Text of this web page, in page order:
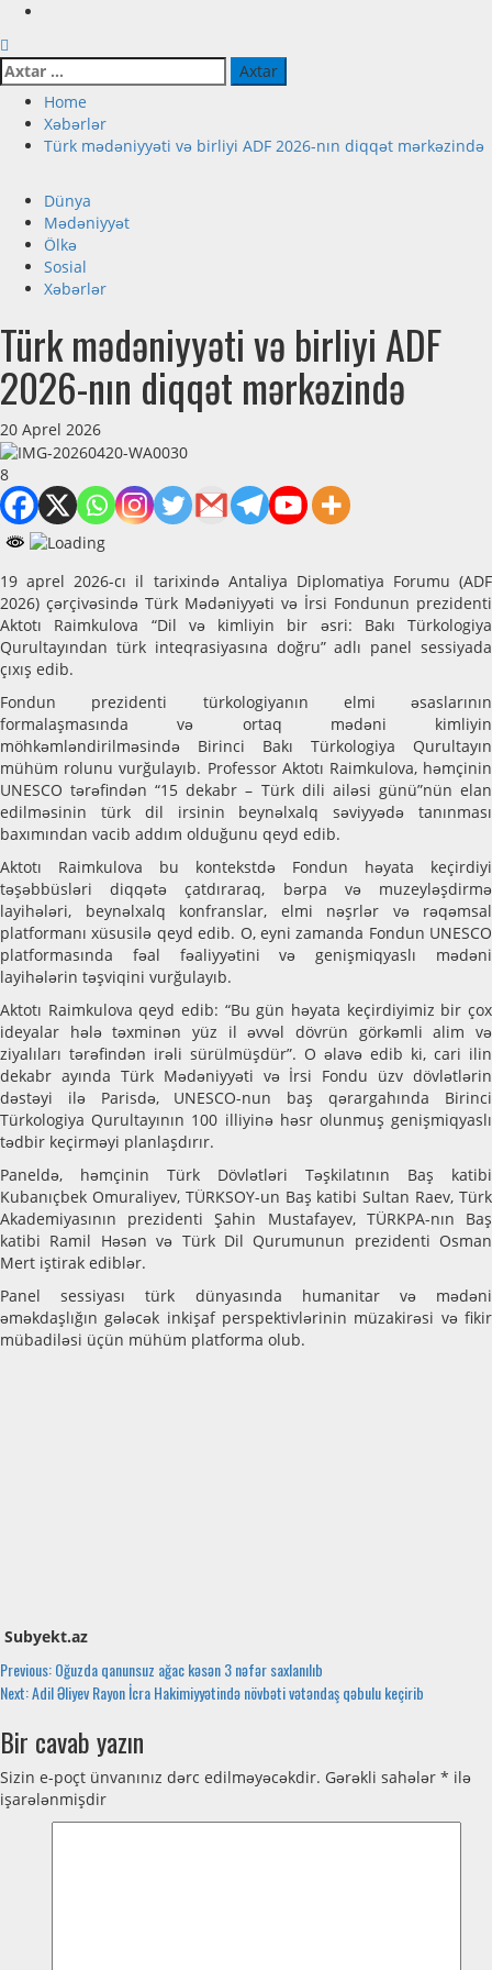
Axtarış:
Home
Xəbərlər
Türk mədəniyyəti və birliyi ADF 2026-nın diqqət mərkəzində
Dünya
Mədəniyyət
Ölkə
Sosial
Xəbərlər
Türk mədəniyyəti və birliyi ADF
2026-nın diqqət mərkəzində
20 Aprel 2026
8
19 aprel 2026-cı il tarixində Antaliya Diplomatiya Forumu (ADF
2026) çərçivəsində Türk Mədəniyyəti və İrsi Fondunun prezidenti
Aktotı Raimkulova “Dil və kimliyin bir əsri: Bakı Türkologiya
Qurultayından türk inteqrasiyasına doğru” adlı panel sessiyada
çıxış edib.
Fondun prezidenti türkologiyanın elmi əsaslarının
formalaşmasında və ortaq mədəni kimliyin
möhkəmləndirilməsində Birinci Bakı Türkologiya Qurultayın
mühüm rolunu vurğulayıb. Professor Aktotı Raimkulova, həmçinin
UNESCO tərəfindən “15 dekabr – Türk dili ailəsi günü”nün elan
edilməsinin türk dil irsinin beynəlxalq səviyyədə tanınması
baxımından vacib addım olduğunu qeyd edib.
Aktotı Raimkulova bu kontekstdə Fondun həyata keçirdiyi
təşəbbüsləri diqqətə çatdıraraq, bərpa və muzeyləşdirmə
layihələri, beynəlxalq konfranslar, elmi nəşrlər və rəqəmsal
platformanı xüsusilə qeyd edib. O, eyni zamanda Fondun UNESCO
platformasında fəal fəaliyyətini və genişmiqyaslı mədəni
layihələrin təşviqini vurğulayıb.
Aktotı Raimkulova qeyd edib: “Bu gün həyata keçirdiyimiz bir çox
ideyalar hələ təxminən yüz il əvvəl dövrün görkəmli alim və
ziyalıları tərəfindən irəli sürülmüşdür”. O əlavə edib ki, cari ilin
dekabr ayında Türk Mədəniyyəti və İrsi Fondu üzv dövlətlərin
dəstəyi ilə Parisdə, UNESCO-nun baş qərargahında Birinci
Türkologiya Qurultayının 100 illiyinə həsr olunmuş genişmiqyaslı
tədbir keçirməyi planlaşdırır.
Paneldə, həmçinin Türk Dövlətləri Təşkilatının Baş katibi
Kubanıçbek Omuraliyev, TÜRKSOY-un Baş katibi Sultan Raev, Türk
Akademiyasının prezidenti Şahin Mustafayev, TÜRKPA-nın Baş
katibi Ramil Həsən və Türk Dil Qurumunun prezidenti Osman
Mert iştirak ediblər.
Panel sessiyası türk dünyasında humanitar və mədəni
əməkdaşlığın gələcək inkişaf perspektivlərinin müzakirəsi və fikir
mübadiləsi üçün mühüm platforma olub.
Subyekt.az
Continue
Reading
Previous:Oğuzda qanunsuz ağac kəsən 3 nəfər saxlanılıb
Next:Adil Əliyev Rayon İcra Hakimiyyətində növbəti vətəndaş qəbulu keçirib
Bir cavab yazın
Sizin e-poçt ünvanınız dərc edilməyəcəkdir. Gərəkli sahələr * ilə
işarələnmişdir